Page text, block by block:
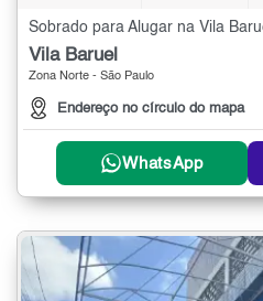
Sobrado para Alugar na Vila
Vila Baruel
Zona Norte - São Paulo
Endereço no círculo do mapa
WhatsApp